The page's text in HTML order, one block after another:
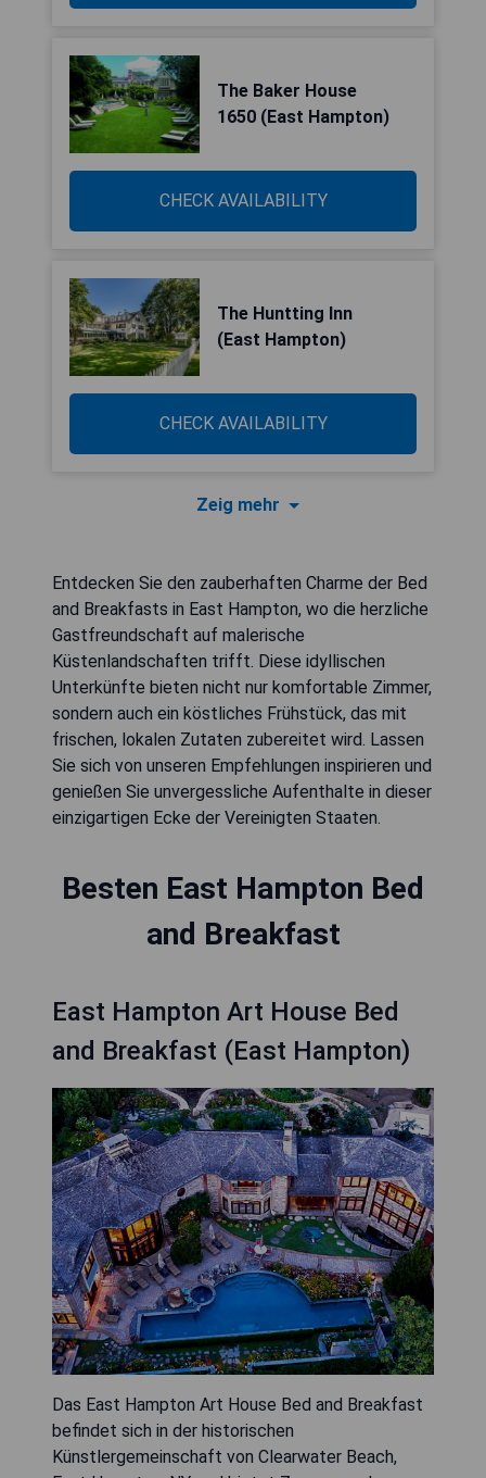
The Baker House
1650 (East Hampton)
CHECK AVAILABILITY
The Huntting Inn
(East Hampton)
CHECK AVAILABILITY
Zeig mehr
Entdecken Sie den zauberhaften Charme der Bed
and Breakfasts in East Hampton, wo die herzliche
Gastfreundschaft auf malerische
Küstenlandschaften trifft. Diese idyllischen
Unterkünfte bieten nicht nur komfortable Zimmer,
sondern auch ein köstliches Frühstück, das mit
frischen, lokalen Zutaten zubereitet wird. Lassen
Sie sich von unseren Empfehlungen inspirieren und
genießen Sie unvergessliche Aufenthalte in dieser
einzigartigen Ecke der Vereinigten Staaten.
Besten East Hampton Bed
and Breakfast
East Hampton Art House Bed
and Breakfast (East Hampton)
Das East Hampton Art House Bed and Breakfast
befindet sich in der historischen
Künstlergemeinschaft von Clearwater Beach,